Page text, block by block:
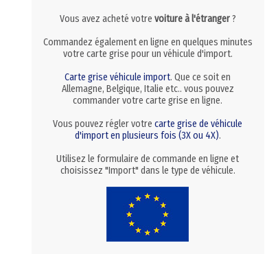
Vous avez acheté votre voiture à l'étranger?
Commandez également en ligne en quelques minutes
votre carte grise pour un véhicule d'import.
Carte grise véhicule import. Que ce soit en
Allemagne, Belgique, Italie etc.. vous pouvez
commander votre carte grise en ligne.
Vous pouvez régler votrecarte grise de véhicule
d'import en plusieurs fois (3X ou 4X).
Utilisez le formulaire de commande en ligne et
choisissez "Import" dans le type de véhicule.